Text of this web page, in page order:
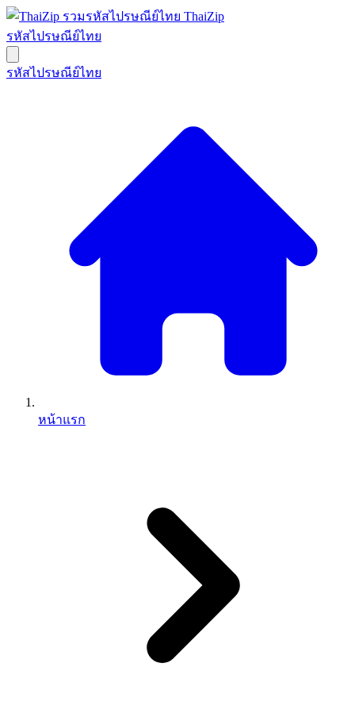
ThaiZip
รหัสไปรษณีย์ไทย
รหัสไปรษณีย์ไทย
หน้าแรก